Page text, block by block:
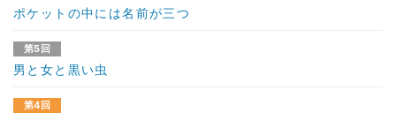
ポケットの中には名前が三つ
第5回
男と女と黒い虫
第4回